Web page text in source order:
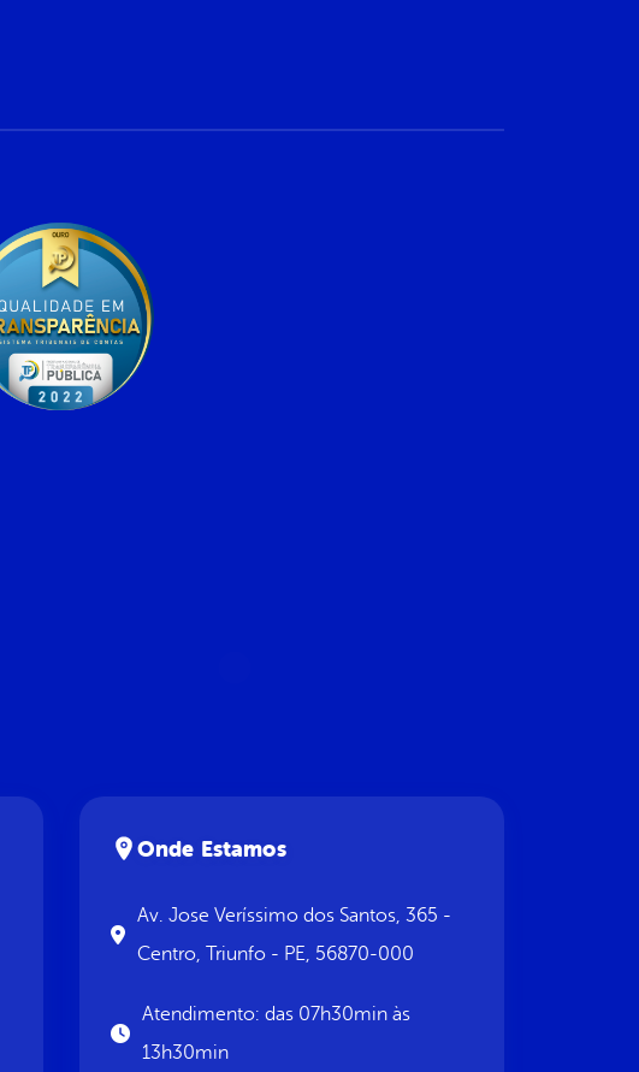
Onde Estamos
Av. Jose Veríssimo dos Santos, 365 -
Centro, Triunfo - PE, 56870-000
Atendimento: das 07h30min às
13h30min